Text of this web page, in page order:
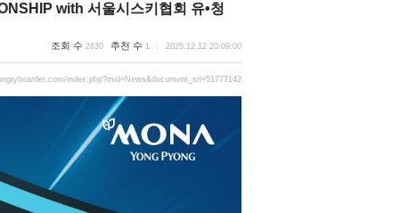
with 서울시스키협회 유•청
조회 수 2630 추천 수 1 2025.12.12 20:09:00
index.php?mid=News&document_srl=51777142